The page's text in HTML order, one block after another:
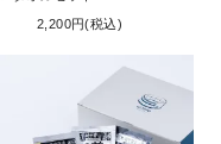
2,200円(税込)